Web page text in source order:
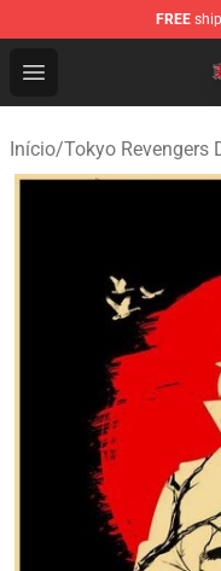
FREE
Open menu
Tokyo Revengers
Início/Tokyo Revengers